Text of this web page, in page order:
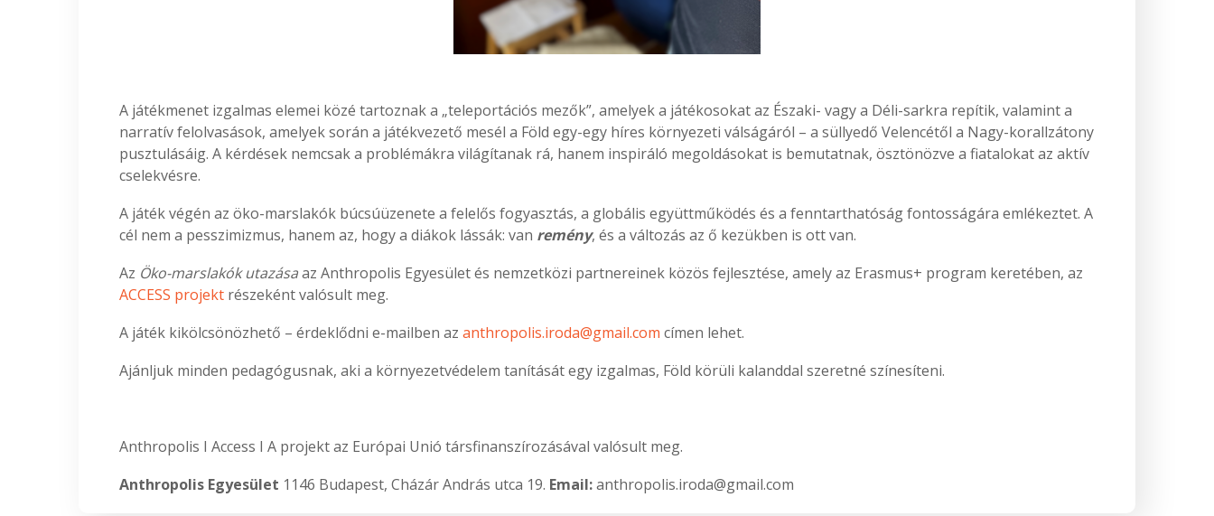
A játékmenet izgalmas elemei közé tartoznak a „teleportációs mezők”, amelyek a játékosokat az Északi- vagy a Déli-sarkra repítik, valamint a
narratív felolvasások, amelyek során a játékvezető mesél a Föld egy-egy híres környezeti válságáról – a süllyedő Velencétől a Nagy-korallzátony
pusztulásáig. A kérdések nemcsak a problémákra világítanak rá, hanem inspiráló megoldásokat is bemutatnak, ösztönözve a fiatalokat az aktív
cselekvésre.
A játék végén az öko-marslakók búcsúüzenete a felelős fogyasztás, a globális együttműködés és a fenntarthatóság fontosságára emlékeztet. A
cél nem a pesszimizmus, hanem az, hogy a diákok lássák: van remény, és a változás az ő kezükben is ott van.
Az Öko-marslakók utazásaaz Anthropolis Egyesület és nemzetközi partnereinek közös fejlesztése, amely az Erasmus+ program keretében, az
ACCESS projekt részeként valósult meg.
A játék kikölcsönözhető – érdeklődni e-mailben az anthropolis.iroda@gmail.com címen lehet.
Ajánljuk minden pedagógusnak, aki a környezetvédelem tanítását egy izgalmas, Föld körüli kalanddal szeretné színesíteni.
Anthropolis I Access I A projekt az Európai Unió társfinanszírozásával valósult meg.
Anthropolis Egyesület 1146 Budapest, Cházár András utca 19. Email:anthropolis.iroda@gmail.com